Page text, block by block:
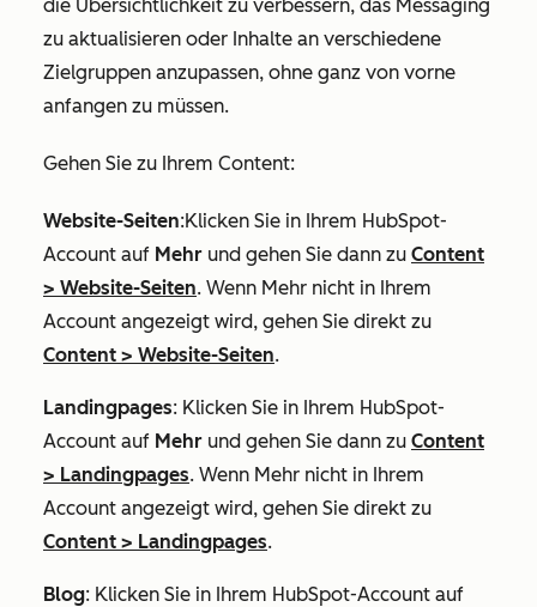
die Übersichtlichkeit zu verbessern, das Messaging
zu aktualisieren oder Inhalte an verschiedene
Zielgruppen anzupassen, ohne ganz von vorne
anfangen zu müssen.
Gehen Sie zu Ihrem Content:
Website-Seiten:Klicken Sie in Ihrem HubSpot-
Account auf Mehr und gehen Sie dann zu Content
> Website-Seiten. Wenn Mehr nicht in Ihrem
Account angezeigt wird, gehen Sie direkt zu
Content > Website-Seiten.
Landingpages: Klicken Sie in Ihrem HubSpot-
Account auf Mehr und gehen Sie dann zu Content
> Landingpages. Wenn Mehr nicht in Ihrem
Account angezeigt wird, gehen Sie direkt zu
Content > Landingpages.
Blog: Klicken Sie in Ihrem HubSpot-Account auf